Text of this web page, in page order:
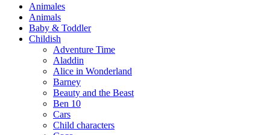
Animales
Animals
Baby & Toddler
Childish
Adventure Time
Aladdin
Alice in Wonderland
Barney
Beauty and the Beast
Ben 10
Cars
Child characters